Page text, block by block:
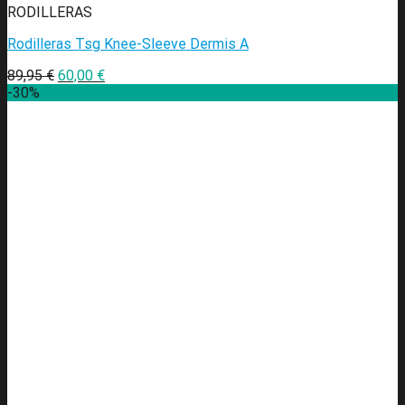
RODILLERAS
Rodilleras Tsg Knee-Sleeve Dermis A
89,95€ 60,00 €
-30%